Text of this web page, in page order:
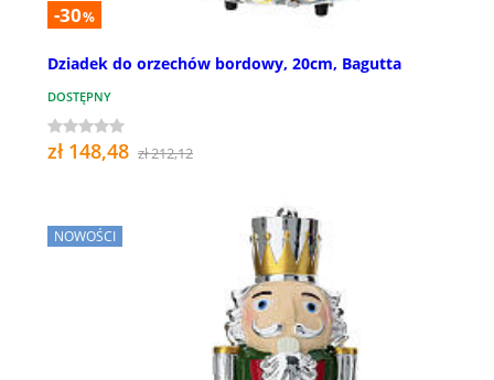
-30%
Dziadek do orzechów bordowy, 20cm, Bagutta
DOSTĘPNY
zł 148,48 zł 212,12
NOWOŚCI